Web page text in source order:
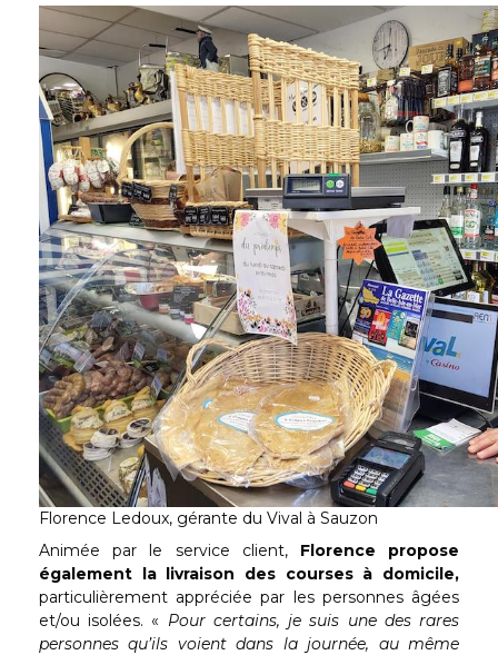
Florence Ledoux, gérante du Vival à Sauzon
Animée par le service client, Florence propose
également la livraison des courses à domicile,
particulièrement appréciée par les personnes âgées
et/ou isolées. « Pour certains, je suis une des rares
personnes qu’ils voient dans la journée, au même